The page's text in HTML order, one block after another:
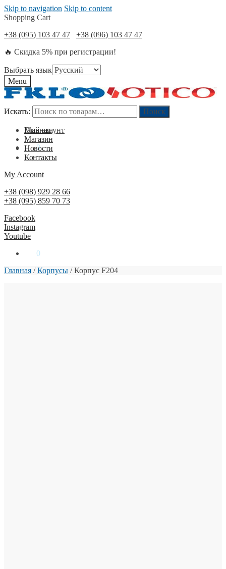
Skip to navigation Skip to content
Shopping Cart
+38 (095) 103 47 47
+38 (096) 103 47 47
🔥 Скидка 5% при регистрации!
Выбрать язык
Menu
Искать: Поиск
Мой акаунт
0₴ 0
Искать: Поиск
Главная
Магазин
Новости
Контакты
My Account
+38 (098) 929 28 66
+38 (095) 859 70 73
Facebook
Instagram
Youtube
0
Главная /Корпусы /Корпус F204